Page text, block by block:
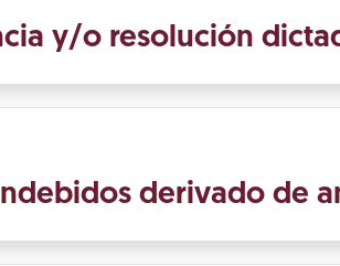
y/o resolución
derivado de